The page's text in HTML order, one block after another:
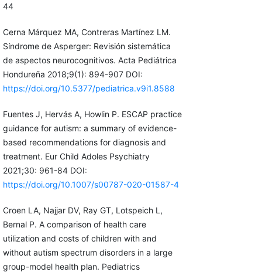
44
Cerna Márquez MA, Contreras Martínez LM.
Síndrome de Asperger: Revisión sistemática
de aspectos neurocognitivos. Acta Pediátrica
Hondureña 2018;9(1): 894-907 DOI:
https://doi.org/10.5377/pediatrica.v9i1.8588
Fuentes J, Hervás A, Howlin P. ESCAP practice
guidance for autism: a summary of evidence-
based recommendations for diagnosis and
treatment. Eur Child Adoles Psychiatry
2021;30: 961-84 DOI:
https://doi.org/10.1007/s00787-020-01587-4
Croen LA, Najjar DV, Ray GT, Lotspeich L,
Bernal P. A comparison of health care
utilization and costs of children with and
without autism spectrum disorders in a large
group-model health plan. Pediatrics